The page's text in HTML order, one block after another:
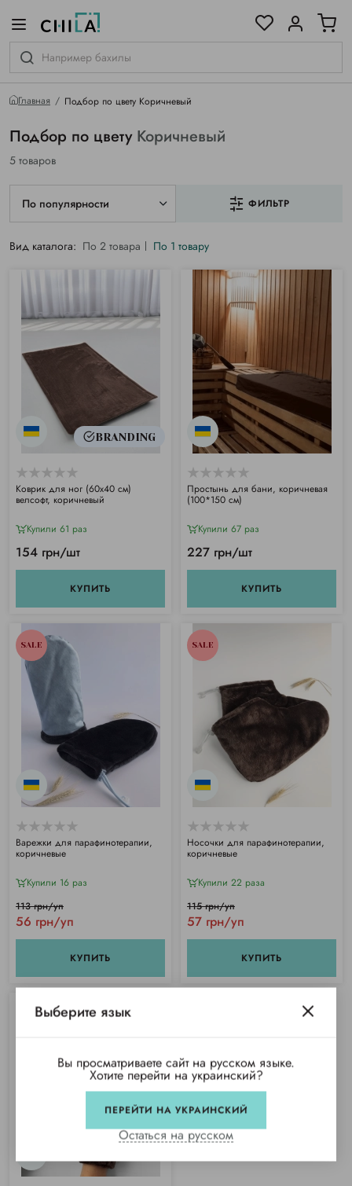
Главная Подбор по цвету Коричневый
Подбор по цвету Коричневый
5 товаров
По популярности ФИЛЬТР
Вид каталога: По 2 товара По 1 товару
BRANDING
Коврик для ног (60х40 см)
велсофт, коричневый
Купили 61 раз
154 грн/шт
КУПИТЬ
Простынь для бани, коричневая
(100*150 см)
Купили 67 раз
227 грн/шт
КУПИТЬ
SALE
Варежки для парафинотерапии,
коричневые
Купили 16 раз
56 грн/уп
113 грн/уп
КУПИТЬ
SALE
Носочки для парафинотерапии,
коричневые
Купили 22 раза
57 грн/уп
115 грн/уп
КУПИТЬ
SALE
гамме
Выберите язык
Вы просматриваете сайт на русском языке.
Хотите перейти на украинский?
ПЕРЕЙТИ НА УКРАИНСКИЙ
Остаться на русском